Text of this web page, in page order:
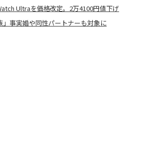
Ultraを価格改定。2万4100円値下げ
事実婚や同性パートナーも対象に